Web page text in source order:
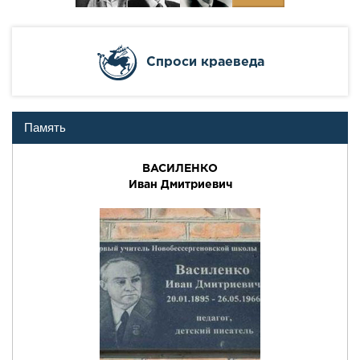
Cпроси краеведа
Память
ВАСИЛЕНКО
Иван Дмитриевич